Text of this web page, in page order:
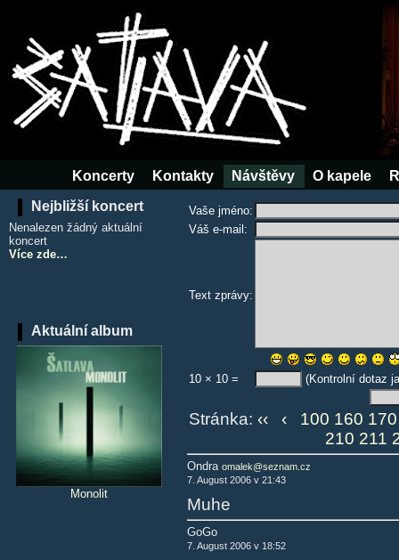
Koncerty Kontakty Návštěvy O kapele
Nejbližší koncert
Nenalezen žádný aktuální
koncert
Více zde…
Aktuální album
Monolit
Vaše jméno:
Váš e-mail:
Text zprávy:
10 × 10 = (Kontrolní dotaz
Stránka: ‹‹ ‹ 100 160 170
210 211
Ondra omalek@seznam.cz
7. August 2006 v 21:43
Muhe
GoGo
7. August 2006 v 18:52